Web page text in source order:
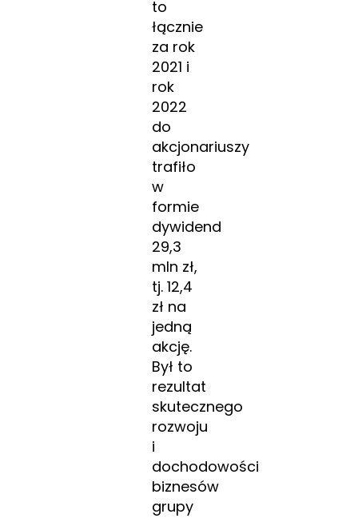
to
łącznie
za rok
2021 i
rok
2022
do
akcjonariuszy
trafiło
w
formie
dywidend
29,3
mln zł,
tj. 12,4
zł na
jedną
akcję.
Był to
rezultat
skutecznego
rozwoju
i
dochodowości
biznesów
grupy